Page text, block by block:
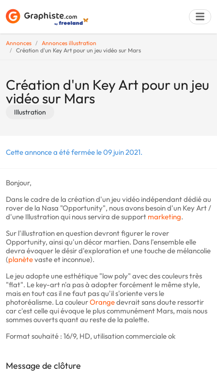
Annonces
Annonces illustration
Création d'un Key Art pour un jeu vidéo sur Mars
Création d'un Key Art pour un jeu
vidéo sur Mars
Illustration
Cette annonce a été fermée le 09 juin 2021.
Bonjour,
Dans le cadre de la création d'un jeu vidéo indépendant dédié au
rover de la Nasa "Opportunity", nous avons besoin d'un Key Art /
d'une Illustration qui nous servira de support marketing.
Sur l'illustration en question devront figurer le rover
Opportunity, ainsi qu'un décor martien. Dans l'ensemble elle
devra évoquer le désir d'exploration et une touche de mélancolie
(planètevaste et inconnue).
Le jeu adopte une esthétique "low poly" avec des couleurs très
"flat". Le key-art n'a pas à adopter forcément le même style,
mais en tout cas il ne faut pas qu'il s'oriente vers le
photoréalisme. La couleurOrangedevrait sans doute ressortir
car c'est celle qui évoque le plus communément Mars, mais nous
sommes ouverts quant au reste de la palette.
Format souhaité : 16/9, HD, utilisation commerciale ok
Message de clôture